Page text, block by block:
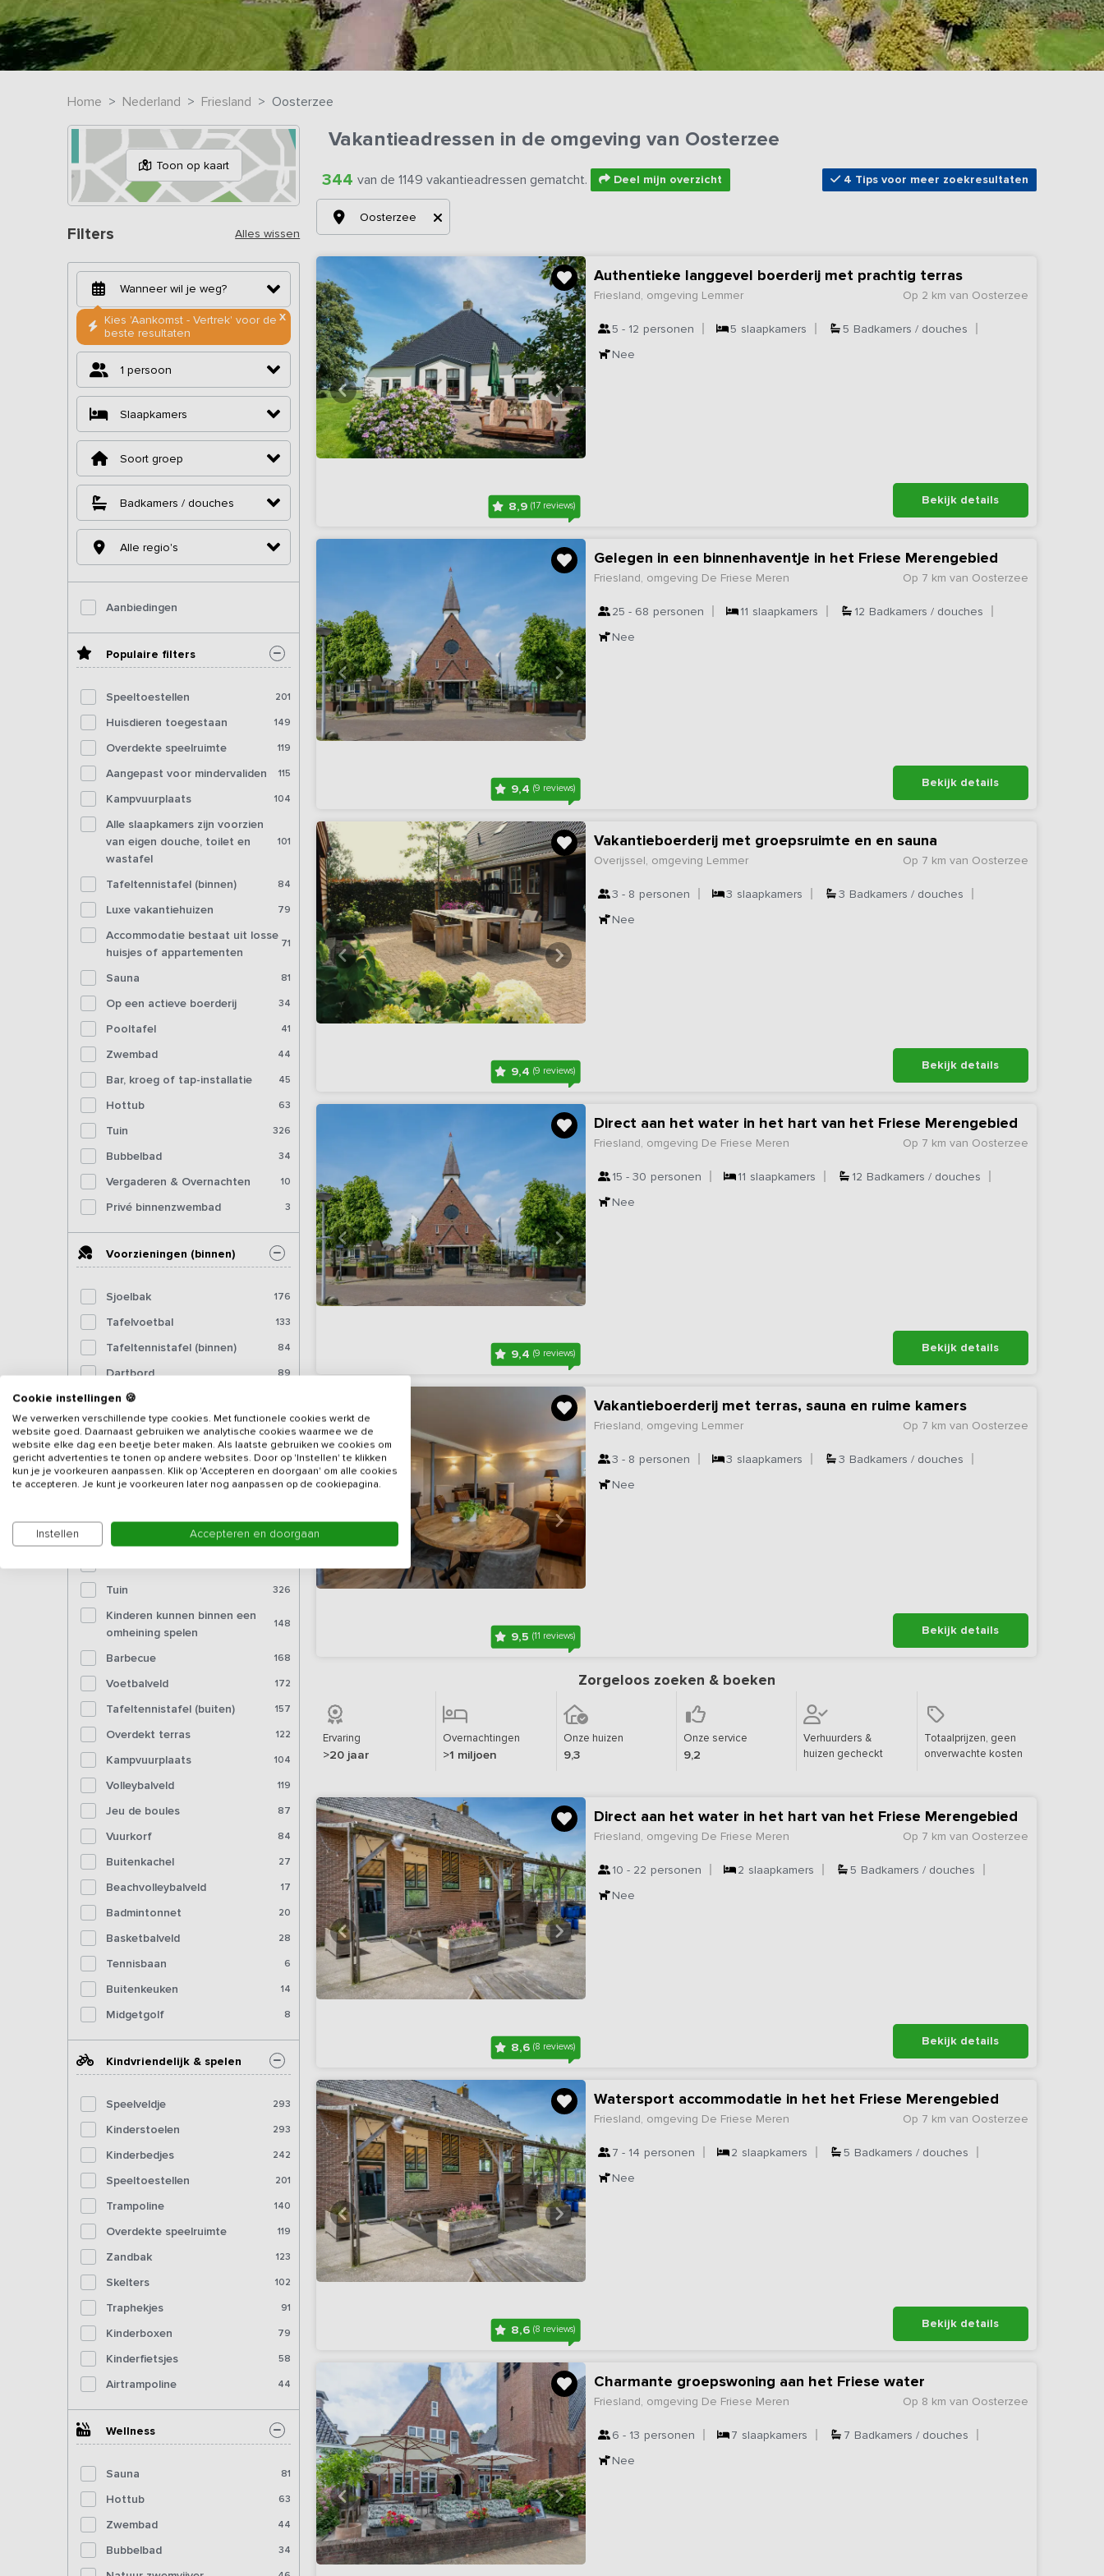
Home Nederland Friesland Oosterzee
Toon op kaart
Filters Alles wissen
X
Kies 'Aankomst - Vertrek' voor de
beste resultaten
1 persoon
Slaapkamers
Soort groep
Badkamers / douches
Alle regio's
Aanbiedingen
Populaire filters
Speeltoestellen 201
Huisdieren toegestaan 149
Overdekte speelruimte 119
Aangepast voor mindervaliden 115
Kampvuurplaats 104
Alle slaapkamers zijn voorzien
van eigen douche, toilet en
wastafel
101
Tafeltennistafel (binnen) 84
Luxe vakantiehuizen 79
Accommodatie bestaat uit losse
huisjes of appartementen
71
Sauna 81
Op een actieve boerderij 34
Pooltafel 41
Zwembad 44
Bar, kroeg of tap-installatie 45
Hottub 63
Tuin 326
Bubbelbad 34
Vergaderen & Overnachten 10
Privé binnenzwembad 3
Voorzieningen (binnen)
Sjoelbak 176
Tafelvoetbal 133
Tafeltennistafel (binnen) 84
Dartbord 89
Pooltafel
Biljart 17
Fitnessapparatuur 12
Bioscoop 7
Voorzieningen (buiten)
Tuin 326
Kinderen kunnen binnen een
omheining spelen
148
Barbecue 168
Voetbalveld 172
Tafeltennistafel (buiten) 157
Overdekt terras 122
Kampvuurplaats 104
Volleybalveld 119
Jeu de boules 87
Vuurkorf 84
Buitenkachel 27
Beachvolleybalveld 17
Badmintonnet 20
Basketbalveld 28
Tennisbaan 6
Buitenkeuken 14
Midgetgolf 8
Kindvriendelijk & spelen
Speelveldje 293
Kinderstoelen 293
Kinderbedjes 242
Speeltoestellen 201
Trampoline 140
Overdekte speelruimte 119
Zandbak 123
Skelters 102
Traphekjes 91
Kinderboxen 79
Kinderfietsjes 58
Airtrampoline 44
Wellness
Sauna 81
Hottub 63
Zwembad 44
Bubbelbad 34
Vakantieadressen in de omgeving van Oosterzee
344 van de 1149 vakantieadressen gematcht. Deel mijn overzicht 4 Tips voor meer zoekresultaten
Oosterzee
8,9(17 reviews)
Authentieke langgevel boerderij met prachtig terras
Op 2 km van Oosterzee
Friesland, omgeving Lemmer
5 - 12 personen 5 slaapkamers 5 Badkamers / douches
Nee
Bekijk details
9,4(9 reviews)
Gelegen in een binnenhaventje in het Friese Merengebied
Op 7 km van Oosterzee
Friesland, omgeving De Friese Meren
25 - 68 personen 11 slaapkamers 12 Badkamers / douches
Nee
Bekijk details
9,4(9 reviews)
Vakantieboerderij met groepsruimte en en sauna
Op 7 km van Oosterzee
Overijssel, omgeving Lemmer
3 - 8 personen 3 slaapkamers 3 Badkamers / douches
Nee
Bekijk details
9,4(9 reviews)
Direct aan het water in het hart van het Friese Merengebied
Op 7 km van Oosterzee
Friesland, omgeving De Friese Meren
15 - 30 personen 11 slaapkamers 12 Badkamers / douches
Nee
Bekijk details
9,5(11 reviews)
Vakantieboerderij met terras, sauna en ruime kamers
Op 7 km van Oosterzee
Friesland, omgeving Lemmer
3 - 8 personen 3 slaapkamers 3 Badkamers / douches
Nee
Bekijk details
Zorgeloos zoeken & boeken
Ervaring
>20 jaar
Overnachtingen
>1 miljoen
Onze huizen
9,3
Onze service
9,2
Verhuurders &
huizen gecheckt
Totaalprijzen, geen
onverwachte kosten
8,6(8 reviews)
Direct aan het water in het hart van het Friese Merengebied
Op 7 km van Oosterzee
Friesland, omgeving De Friese Meren
10 - 22 personen 2 slaapkamers 5 Badkamers / douches
Nee
Bekijk details
8,6(8 reviews)
Watersport accommodatie in het het Friese Merengebied
Op 7 km van Oosterzee
Friesland, omgeving De Friese Meren
7 - 14 personen 2 slaapkamers 5 Badkamers / douches
Nee
Bekijk details
Charmante groepswoning aan het Friese water
Op 8 km van Oosterzee
Friesland, omgeving De Friese Meren
6 - 13 personen 7 slaapkamers 7 Badkamers / douches
Nee
Cookie instellingen 🍪
We verwerken verschillende type cookies. Met functionele cookies werkt de
website goed. Daarnaast gebruiken we analytische cookies waarmee we de
website elke dag een beetje beter maken. Als laatste gebruiken we cookies om
gericht advertenties te tonen op andere websites. Door op 'Instellen' te klikken
kun je je voorkeuren aanpassen. Klik op 'Accepteren en doorgaan' om alle cookies
te accepteren. Je kunt je voorkeuren later nog aanpassen op de cookiepagina.
Instellen Accepteren en doorgaan